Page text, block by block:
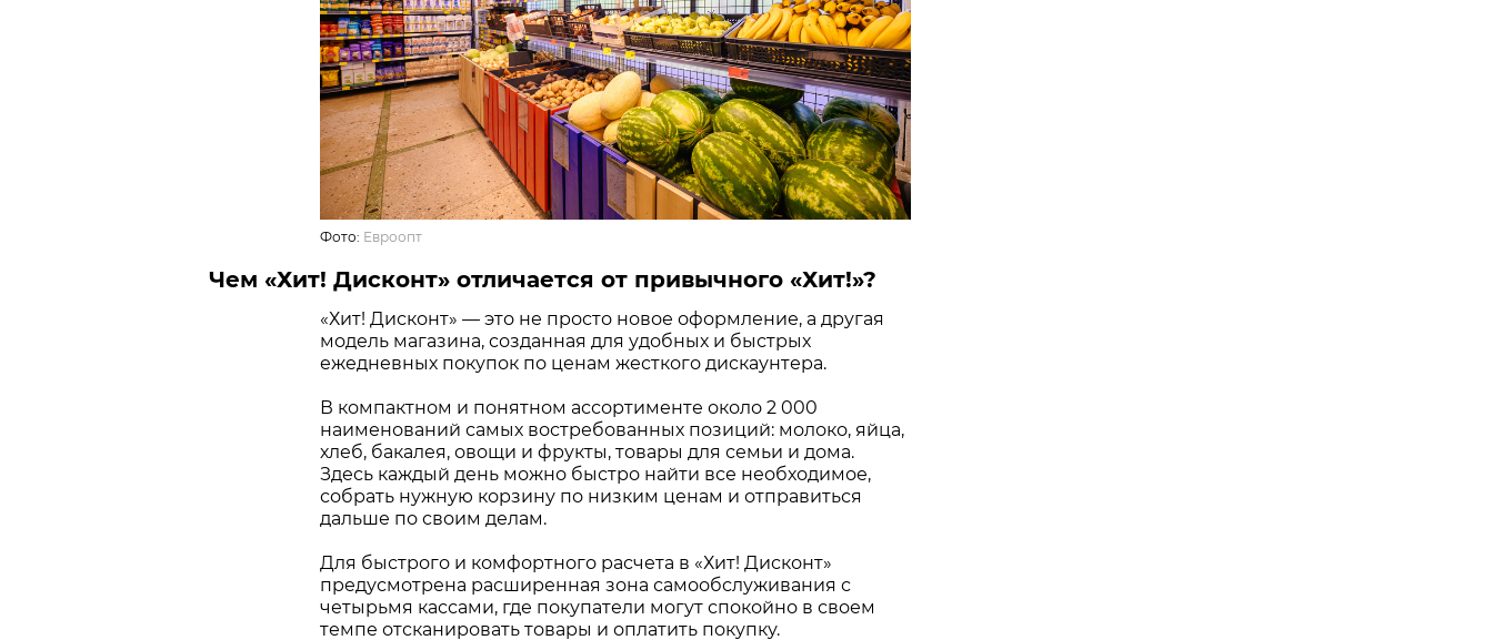
Фото: Евроопт
Чем «Хит! Дисконт» отличается от привычного «Хит!»?
«Хит! Дисконт» — это не просто новое оформление, а другая
модель магазина, созданная для удобных и быстрых
ежедневных покупок по ценам жесткого дискаунтера.
В компактном и понятном ассортименте около 2 000
наименований самых востребованных позиций: молоко, яйца,
хлеб, бакалея, овощи и фрукты, товары для семьи и дома.
Здесь каждый день можно быстро найти все необходимое,
собрать нужную корзину по низким ценам и отправиться
дальше по своим делам.
Для быстрого и комфортного расчета в «Хит! Дисконт»
предусмотрена расширенная зона самообслуживания с
четырьмя кассами, где покупатели могут спокойно в своем
темпе отсканировать товары и оплатить покупку.